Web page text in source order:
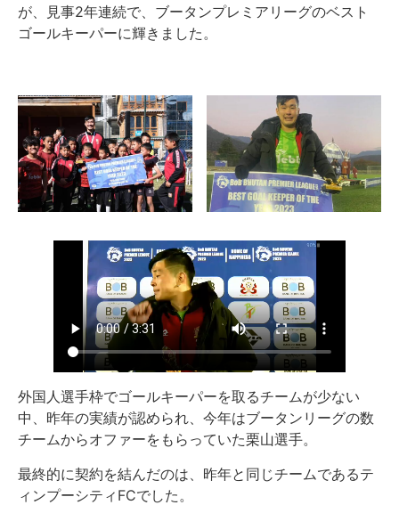
が、見事2年連続で、ブータンプレミアリーグのベスト
ゴールキーパーに輝きました。
外国人選手枠でゴールキーパーを取るチームが少ない
中、昨年の実績が認められ、今年はブータンリーグの数
チームからオファーをもらっていた栗山選手。
最終的に契約を結んだのは、昨年と同じチームであるテ
ィンプーシティFCでした。